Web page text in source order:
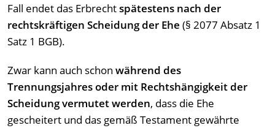
Fall endet das Erbrechtspätestens nach der
rechtskräftigen Scheidung der Ehe (§ 2077 Absatz 1
Satz 1 BGB).
Zwar kann auch schon während des
Trennungsjahres oder mit Rechtshängigkeit der
Scheidung vermutet werden, dass die Ehe
gescheitert und das gemäß Testament gewährte